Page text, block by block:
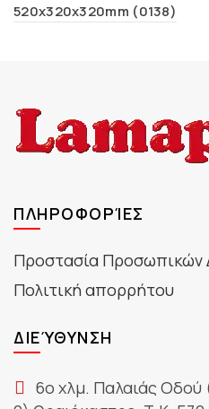
520x320x320mm (0138)
ΠΛΗΡΟΦΟΡΊΕΣ
Προστασία Προσωπικών
Πολιτική απορρήτου
ΔΙΕΎΘΥΝΣΗ
6ο χλμ. Παλαιάς Οδού